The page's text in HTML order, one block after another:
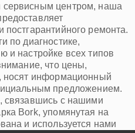
центром, наша
постгарантийного ремонта.
по диагностике,
и настройке всех типов
что цены,
носят информационный
предложением.
связавшись с нашими
Bork, упомянутая на
и используется нами